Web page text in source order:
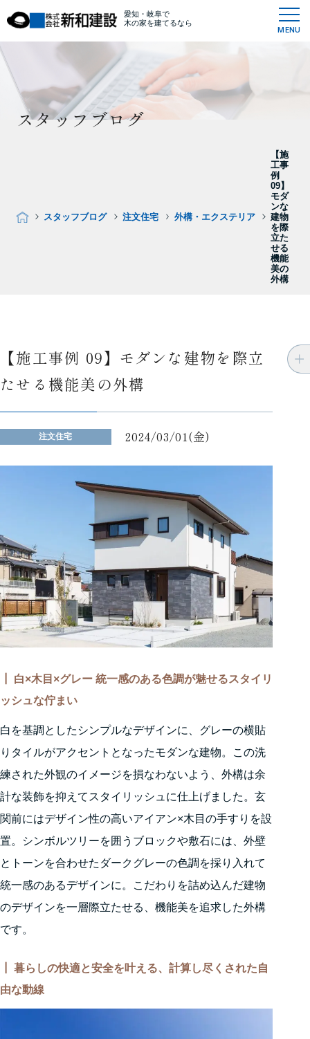
愛知・岐阜で
木の家を建てるなら
MENU
スタッフブログ
スタッフブログ 注文住宅 外構・エクステリア
【施
工事
例
09】
モダ
ンな
建物
を際
立た
せる
機能
美の
外構
【施工事例 09】モダンな建物を際立
たせる機能美の外構
注文住宅 2024/03/01(金)
┃ 白×木目×グレー 統一感のある色調が魅せるスタイリ
ッシュな佇まい
白を基調としたシンプルなデザインに、グレーの横貼
りタイルがアクセントとなったモダンな建物。この洗
練された外観のイメージを損なわないよう、外構は余
計な装飾を抑えてスタイリッシュに仕上げました。玄
関前にはデザイン性の高いアイアン×木目の手すりを設
置。シンボルツリーを囲うブロックや敷石には、外壁
とトーンを合わせたダークグレーの色調を採り入れて
統一感のあるデザインに。こだわりを詰め込んだ建物
のデザインを一層際立たせる、機能美を追求した外構
です。
┃ 暮らしの快適と安全を叶える、計算し尽くされた自
由な動線